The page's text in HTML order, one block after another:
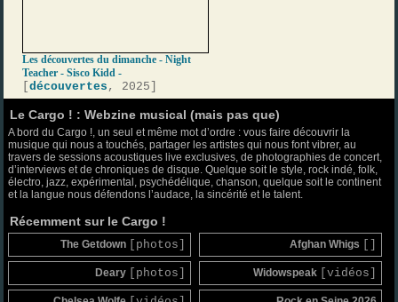
Les découvertes du dimanche - Night
Teacher - Sisco Kidd -
[découvertes , 2025]
Le Cargo ! : Webzine musical (mais pas que)
A bord du Cargo !, un seul et même mot d’ordre : vous faire découvrir la
musique qui nous a touchés, partager les artistes qui nous font vibrer, au
travers de sessions acoustiques live exclusives, de photographies de concert,
d’interviews et de chroniques de disque. Quelque soit le style, rock indé, folk,
électro, jazz, expérimental, psychédélique, chanson, quelque soit le continent
et la langue nous défendons l’audace, la sincérité et le talent.
Récemment sur le Cargo !
The Getdown [photos] Afghan Whigs
Deary [photos] Widowspeak [vidéos]